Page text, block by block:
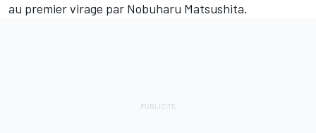
au premier virage par Nobuharu Matsushita.